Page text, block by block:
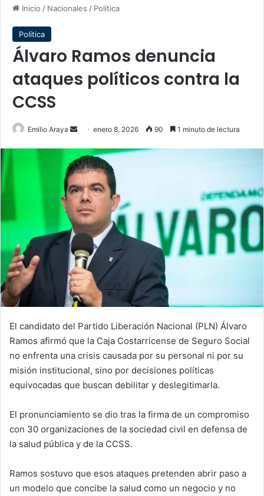
Inicio / Nacionales / Política
Política
Álvaro Ramos denuncia
ataques políticos contra la
CCSS
Emilio Araya
Send
email
enero 8, 2026 90 1 minuto de lectura
El candidato del Partido Liberación Nacional (PLN) Álvaro
Ramos afirmó que la Caja Costarricense de Seguro Social
no enfrenta una crisis causada por su personal ni por su
misión institucional, sino por decisiones políticas
equivocadas que buscan debilitar y deslegitimarla.
El pronunciamiento se dio tras la firma de un compromiso
con 30 organizaciones de la sociedad civil en defensa de
la salud pública y de la CCSS.
Ramos sostuvo que esos ataques pretenden abrir paso a
un modelo que concibe la salud como un negocio y no